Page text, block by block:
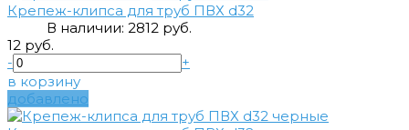
Крепеж-клипса для труб ПВХ d32
В наличии:2812 руб.
12 руб.
-
+
в корзину
добавлено